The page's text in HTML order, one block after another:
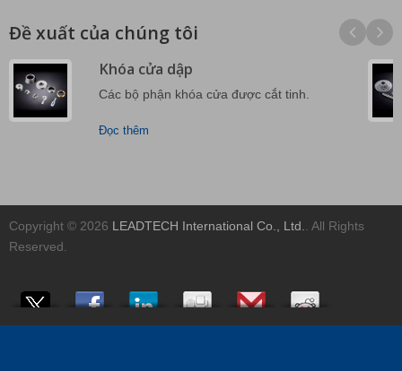
Đề xuất của chúng tôi
Khóa cửa dập
Các bộ phận khóa cửa được cắt tinh.
Đọc thêm
Copyright © 2026 LEADTECH International Co., Ltd.. All Rights
Reserved.